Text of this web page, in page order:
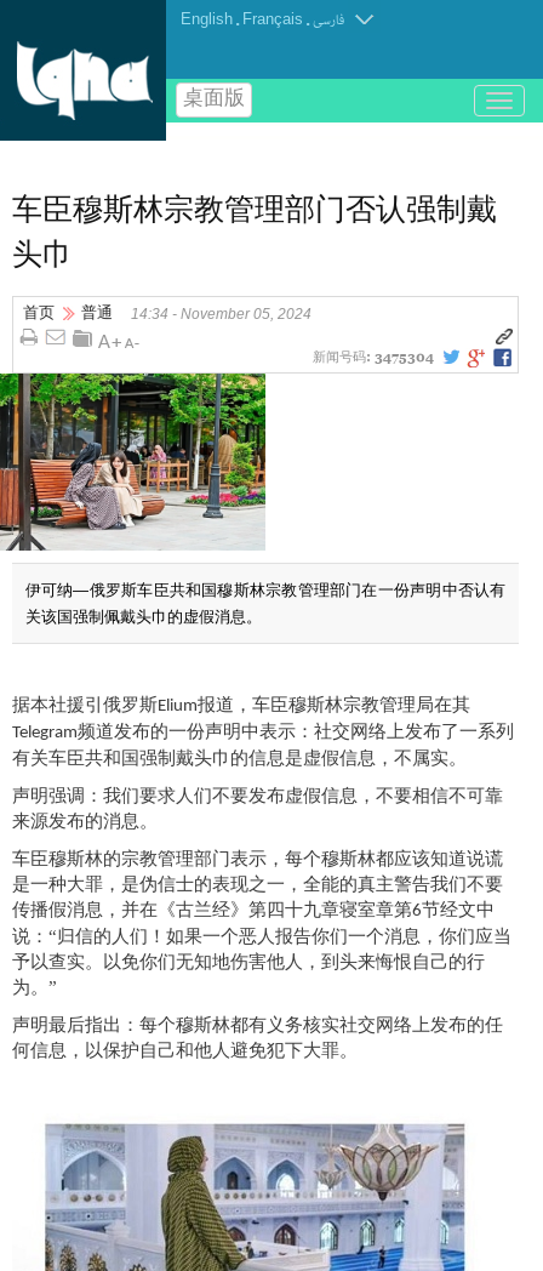
English . Français .فارسی
桌面版
باز
و
车臣穆斯林宗教管理部门否认强制戴
头巾
首页 普通 14:34 - November 05, 2024
新闻号码: 3475304
伊可纳—俄罗斯车臣共和国穆斯林宗教管理部门在一份声明中否认有
关该国强制佩戴头巾的虚假消息。
据本社援引俄罗斯Elium报道，车臣穆斯林宗教管理局在其
Telegram频道发布的一份声明中表示：社交网络上发布了一系列
有关车臣共和国强制 戴头巾的信息是虚假信息，不属实。
声明强调：我们要求人们不要发布虚假信息，不要相信不可靠
来源发布的消息。
车臣穆斯林的宗教管理部门表示，每个穆斯林都应该知道说谎
是一种大罪，是伪信士的表现之一，全能的真主警告我们不要
传播假消息 ，并在《古兰经》 第四十九章寝室章第6节经文中
说： “归信的人们！如果一个恶人报告你们一个消息，你们应当
予以查实。以免你们无知地伤害他人，到头来悔恨自己的行
为。”
声明最后指出：每个穆斯林都有义务核实社交网络上发布的任
何信息，以保护自己和他人避免犯下大罪。